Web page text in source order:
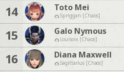
14 Toto Mei
Spriggan [Chaos]
15 Galo Nymous
Louisoix [Chaos]
16 Diana Maxwell
Sagittarius [Chaos]